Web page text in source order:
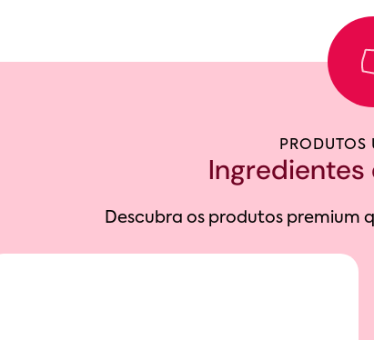
Ingredientes
Descubra os produtos premium